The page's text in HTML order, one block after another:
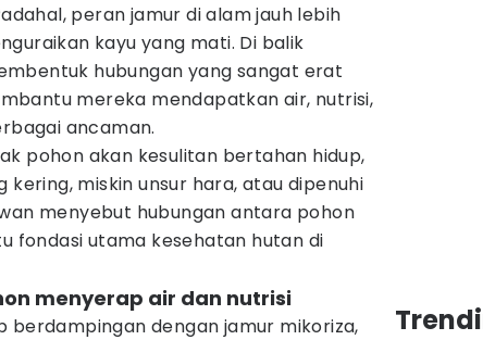
peran jamur di alam jauh lebih
kayu yang mati. Di balik
hubungan yang sangat erat
mereka mendapatkan air, nutrisi,
ancaman.
pohon akan kesulitan bertahan hidup,
miskin unsur hara, atau dipenuhi
menyebut hubungan antara pohon
fondasi utama kesehatan hutan di
menyerap air dan nutrisi
berdampingan dengan jamur mikoriza,